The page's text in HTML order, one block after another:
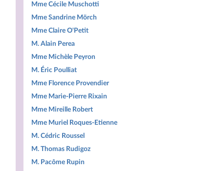
Mme Cécile Muschotti
Mme Sandrine Mörch
Mme Claire O'Petit
M. Alain Perea
Mme Michèle Peyron
M. Éric Poulliat
Mme Florence Provendier
Mme Marie-Pierre Rixain
Mme Mireille Robert
Mme Muriel Roques-Etienne
M. Cédric Roussel
M. Thomas Rudigoz
M. Pacôme Rupin